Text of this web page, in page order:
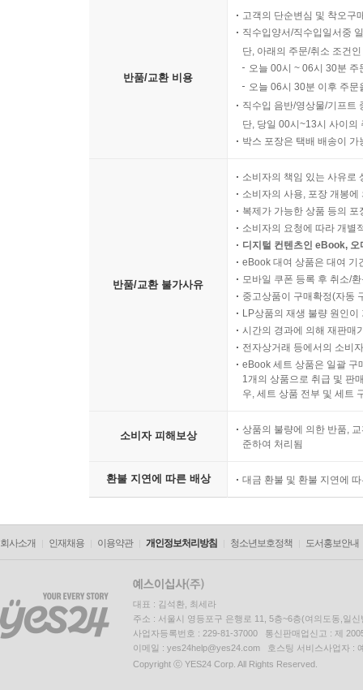
반품/교환 비용
고객의 단순변심 및 착오구
직수입양서/직수입일서중
단, 아래의 주문/취소 조건
오늘 00시 ~ 06시 30분
오늘 06시 30분 이후 주
직수입 음반/영상물/기프트
단, 당일 00시~13시 사이의
박스 포장은 택배 배송이
반품/교환 불가사유
소비자의 책임 있는 사유로
소비자의 사용, 포장 개봉
복제가 가능한 상품 등의
소비자의 요청에 따라 개별
디지털 컨텐츠인 eBook,
eBook 대여 상품은 대여 기
모바일 쿠폰 등록 후 취소/
중고상품이 구매확정(자동
LP상품의 재생 불량 원인
시간의 경과에 의해 재판매
전자상거래 등에서의 소비
eBook 세트 상품은 일괄 구
1개의 상품으로 취급 및 판
우, 세트 상품 전부 및 세트
소비자 피해보상
상품의 불량에 의한 반품,
준하여 처리됨
환불 지연에 따른 배상 대금 환불 및 환불 지연에
회사소개 인재채용 이용약관 개인정보처리방침 청소년보호정책 도서홍보안내
대표 : 김석환, 최세라
주소 : 서울시 영등포구 은행로 11, 5층~6층(여의도동,일신
사업자등록번호 : 229-81-37000 통신판매업신고 : 제
이메일 : yes24help@yes24.com 호스팅 서비스사업자 :
Copyright ⓒ YES24 Corp. All Rights Reserved.